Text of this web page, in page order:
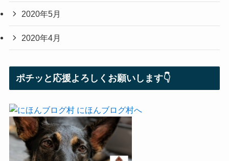
2020年5月
2020年4月
ポチッと応援よろしくお願いします👇